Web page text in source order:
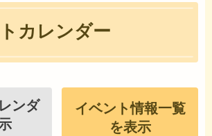
カレンダー
ンダ
イベント情報一覧
を表示